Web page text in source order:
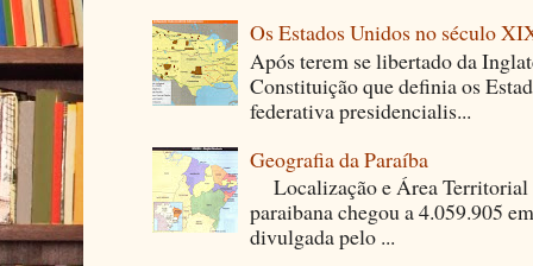
Os Estados Unidos no século
Após terem se libertado da
Constituição que definia os
federativa presidencialis...
Geografia da Paraíba
Localização e Área
paraibana chegou a 4.059.905
divulgada pelo ...